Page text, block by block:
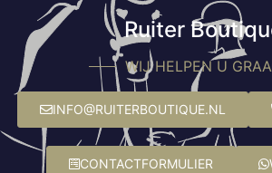
Ruiter
WIJ HELPEN U
INFO@RUITERBOUTIQUE.NL
CONTACTFORMULIER